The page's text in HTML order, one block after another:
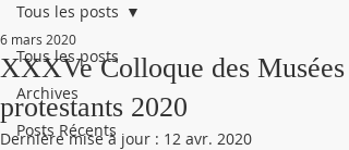
Tous les posts
Archives
Posts Récents
Tous les posts
XXXVe Colloque des Musées
protestants 2020
6 mars 2020
Dernière mise à jour : 12 avr. 2020